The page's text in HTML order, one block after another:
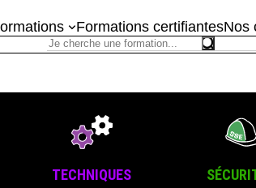
Formations certifiantesNos
TECHNIQUES